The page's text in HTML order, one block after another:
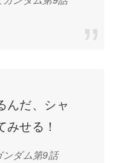
んだ、シャ
せる！
ンダム第9話